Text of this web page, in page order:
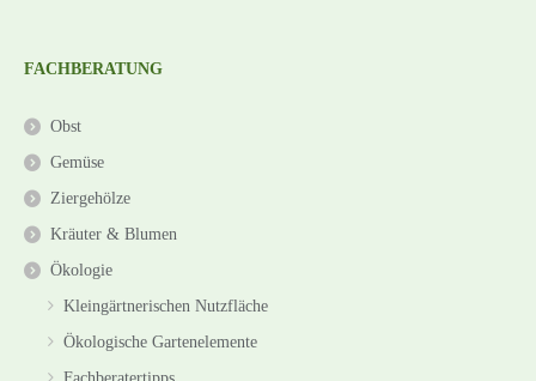
FACHBERATUNG
Obst
Gemüse
Ziergehölze
Kräuter & Blumen
Ökologie
Kleingärtnerischen Nutzfläche
Ökologische Gartenelemente